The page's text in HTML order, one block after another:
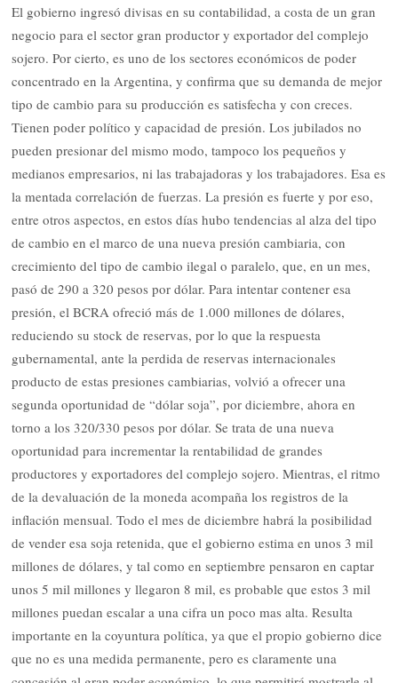
El gobierno ingresó divisas en su contabilidad, a costa de un gran
negocio para el sector gran productor y exportador del complejo
sojero. Por cierto, es uno de los sectores económicos de poder
concentrado en la Argentina, y confirma que su demanda de mejor
tipo de cambio para su producción es satisfecha y con creces.
Tienen poder político y capacidad de presión. Los jubilados no
pueden presionar del mismo modo, tampoco los pequeños y
medianos empresarios, ni las trabajadoras y los trabajadores. Esa es
la mentada correlación de fuerzas. La presión es fuerte y por eso,
entre otros aspectos, en estos días hubo tendencias al alza del tipo
de cambio en el marco de una nueva presión cambiaria, con
crecimiento del tipo de cambio ilegal o paralelo, que, en un mes,
pasó de 290 a 320 pesos por dólar. Para intentar contener esa
presión, el BCRA ofreció más de 1.000 millones de dólares,
reduciendo su stock de reservas, por lo que la respuesta
gubernamental, ante la perdida de reservas internacionales
producto de estas presiones cambiarias, volvió a ofrecer una
segunda oportunidad de “dólar soja”, por diciembre, ahora en
torno a los 320/330 pesos por dólar. Se trata de una nueva
oportunidad para incrementar la rentabilidad de grandes
productores y exportadores del complejo sojero. Mientras, el ritmo
de la devaluación de la moneda acompaña los registros de la
inflación mensual. Todo el mes de diciembre habrá la posibilidad
de vender esa soja retenida, que el gobierno estima en unos 3 mil
millones de dólares, y tal como en septiembre pensaron en captar
unos 5 mil millones y llegaron 8 mil, es probable que estos 3 mil
millones puedan escalar a una cifra un poco mas alta. Resulta
importante en la coyuntura política, ya que el propio gobierno dice
que no es una medida permanente, pero es claramente una